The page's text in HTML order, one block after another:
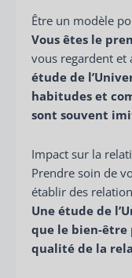
Être un modèle
Vous êtes le
vous regardent et
étude de
habitudes et
sont souvent
Impact sur la
Prendre soin de
établir des
Une étude de
que le bien-
qualité de la